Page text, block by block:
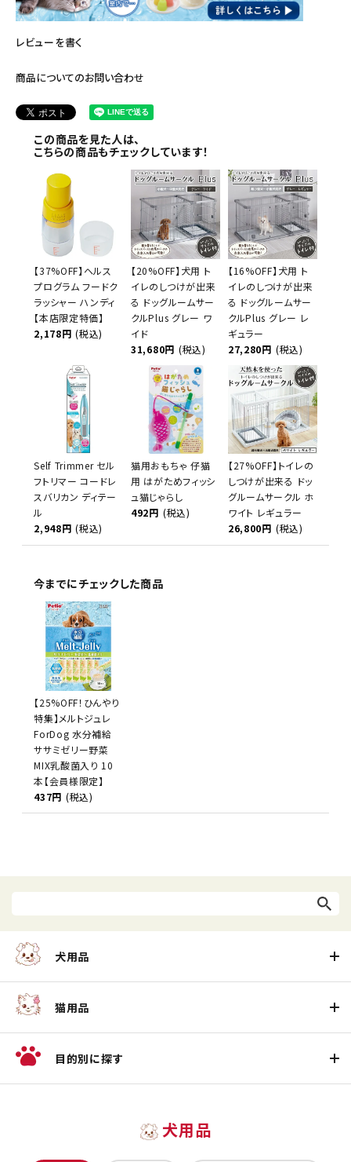
レビューを書く
商品についてのお問い合わせ
この商品を見た人は、
こちらの商品もチェックしています！
【37%OFF】ヘルス
プログラム フードク
ラッシャー ハンディ
【本店限定特価】
2,178円 (税込)
【20%OFF】犬用 ト
イレのしつけが出来
る ドッグルームサー
クルPlus グレー ワ
イド
31,680円 (税込)
【16%OFF】犬用 ト
イレのしつけが出来
る ドッグルームサー
クルPlus グレー レ
ギュラー
27,280円 (税込)
Self Trimmer セル
フトリマー コードレ
スバリカン ディテー
ル
2,948円 (税込)
猫用おもちゃ 仔猫
用 はがためフィッシ
ュ猫じゃらし
492円 (税込)
【27%OFF】トイレの
しつけが出来る ドッ
グルームサークル ホ
ワイト レギュラー
26,800円 (税込)
今までにチェックした商品
【25%OFF！ひんやり
特集】メルトジュレ
ForDog 水分補給
ササミゼリー野菜
MIX乳酸菌入り 10
本【会員様限定】
437円 (税込)
犬用品
猫用品
目的別に探す
犬用品